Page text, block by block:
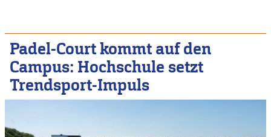
Padel-Court kommt auf den
Campus: Hochschule setzt
Trendsport-Impuls